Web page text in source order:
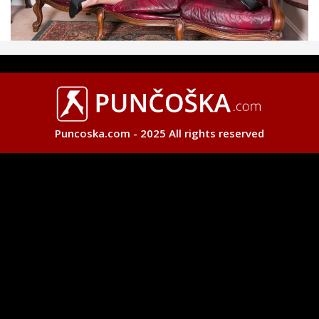
Puncoska.com - 2025 All rights reserved